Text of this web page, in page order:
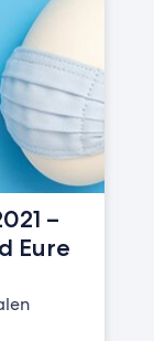
–
Eure